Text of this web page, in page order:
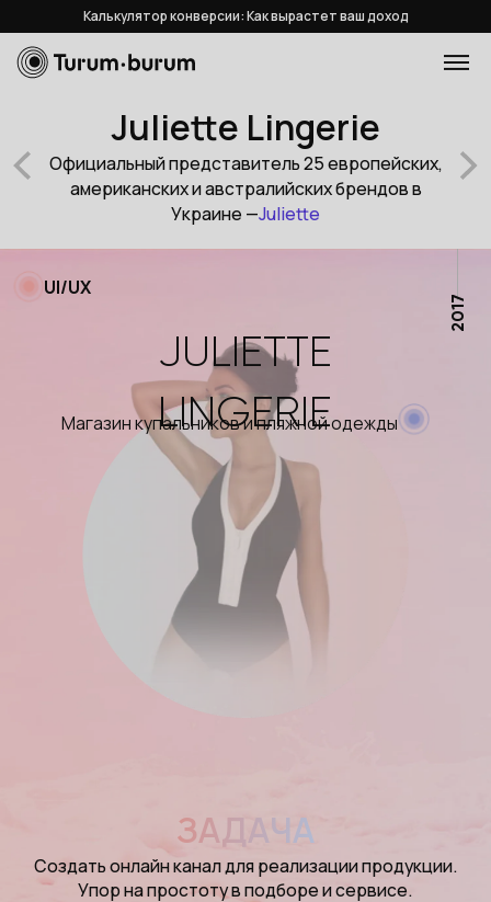
Калькулятор конверсии: Как вырастет ваш доход
Juliette Lingerie
Официальный представитель 25 европейских,
американских и австралийских брендов в
Украине —Juliette
UI/UX
2017
JULIETTE
LINGERIE
Магазин купальников и пляжной одежды
ЗАДАЧА
Создать онлайн канал для реализации продукции.
Упор на простоту в подборе и сервисе.